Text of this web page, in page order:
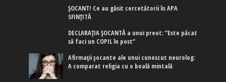
ȘOCANT! Ce au găsit cercetătorii în APA
SFINȚITĂ
DECLARAȚIA ȘOCANTĂ a unui preot: ”Este păcat
să faci un COPIL în post”
Afirmaţii şocante ale unui cunoscut neurolog:
A comparat religia cu o boală mintală